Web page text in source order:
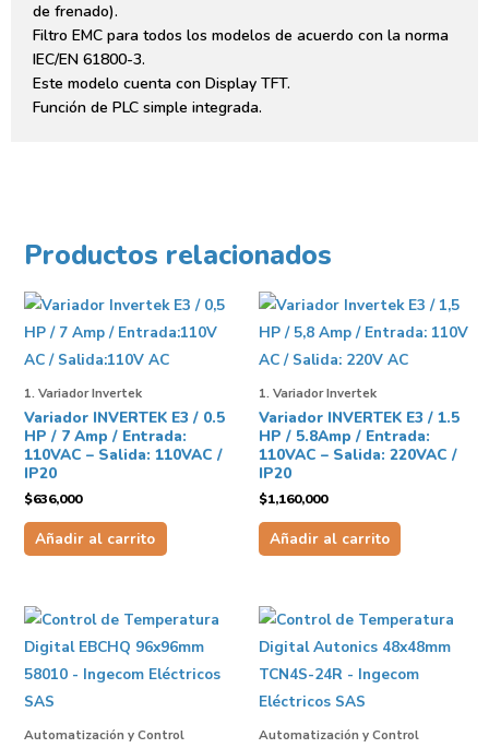
de frenado).
Filtro EMC para todos los modelos de acuerdo con la norma
IEC/EN 61800-3.
Este modelo cuenta con Display TFT.
Función de PLC simple integrada.
Productos relacionados
1. Variador Invertek
Variador INVERTEK E3 / 0.5
HP / 7 Amp / Entrada:
110VAC – Salida: 110VAC /
IP20
$636,000
Añadir al carrito
1. Variador Invertek
Variador INVERTEK E3 / 1.5
HP / 5.8Amp / Entrada:
110VAC – Salida: 220VAC /
IP20
$1,160,000
Añadir al carrito
Automatización y Control Automatización y Control